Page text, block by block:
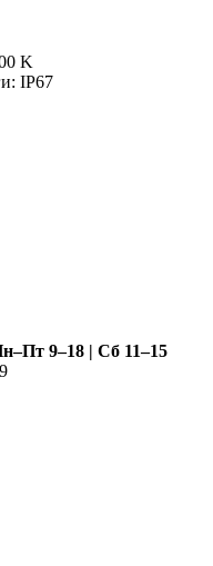
K
IP67
9–18 | Сб 11–15